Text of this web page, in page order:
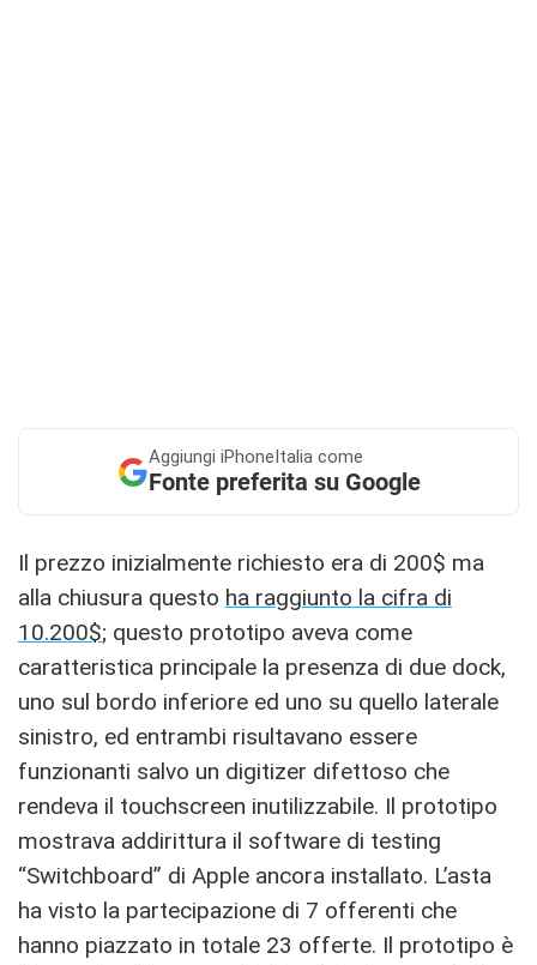
Aggiungi iPhoneItalia come
Fonte preferita su Google
Il prezzo inizialmente richiesto era di 200$ ma
alla chiusura questo ha raggiunto la cifra di
10.200$; questo prototipo aveva come
caratteristica principale la presenza di due dock,
uno sul bordo inferiore ed uno su quello laterale
sinistro, ed entrambi risultavano essere
funzionanti salvo un digitizer difettoso che
rendeva il touchscreen inutilizzabile. Il prototipo
mostrava addirittura il software di testing
“Switchboard” di Apple ancora installato. L’asta
ha visto la partecipazione di 7 offerenti che
hanno piazzato in totale 23 offerte. Il prototipo è